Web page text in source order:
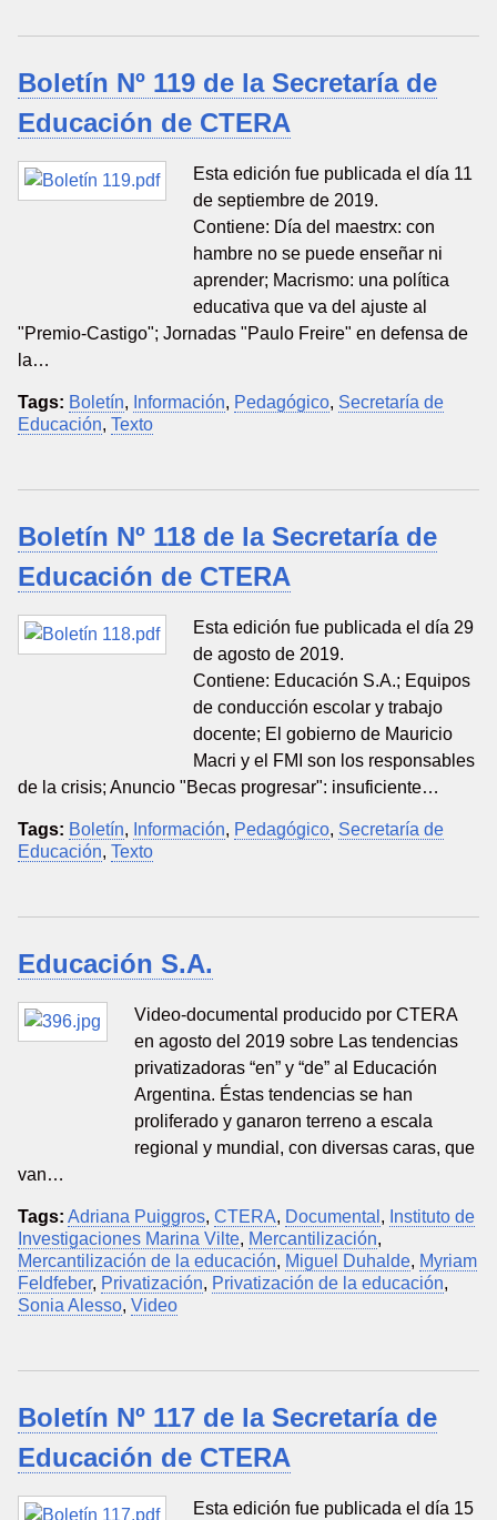
Boletín Nº 119 de la Secretaría de
Educación de CTERA
Esta edición fue publicada el día 11
de septiembre de 2019.
Contiene: Día del maestrx: con
hambre no se puede enseñar ni
aprender; Macrismo: una política
educativa que va del ajuste al
"Premio-Castigo"; Jornadas "Paulo Freire" en defensa de
la…
Tags: Boletín, Información, Pedagógico, Secretaría de
Educación, Texto
Boletín Nº 118 de la Secretaría de
Educación de CTERA
Esta edición fue publicada el día 29
de agosto de 2019.
Contiene: Educación S.A.; Equipos
de conducción escolar y trabajo
docente; El gobierno de Mauricio
Macri y el FMI son los responsables
de la crisis; Anuncio "Becas progresar": insuficiente…
Tags: Boletín, Información, Pedagógico, Secretaría de
Educación, Texto
Educación S.A.
Video-documental producido por CTERA
en agosto del 2019 sobre Las tendencias
privatizadoras “en” y “de” al Educación
Argentina. Éstas tendencias se han
proliferado y ganaron terreno a escala
regional y mundial, con diversas caras, que
van…
Tags: Adriana Puiggros, CTERA, Documental , Instituto de
Investigaciones Marina Vilte, Mercantilización,
Mercantilización de la educación, Miguel Duhalde, Myriam
Feldfeber, Privatización, Privatización de la educación,
Sonia Alesso, Video
Boletín Nº 117 de la Secretaría de
Educación de CTERA
Esta edición fue publicada el día 15